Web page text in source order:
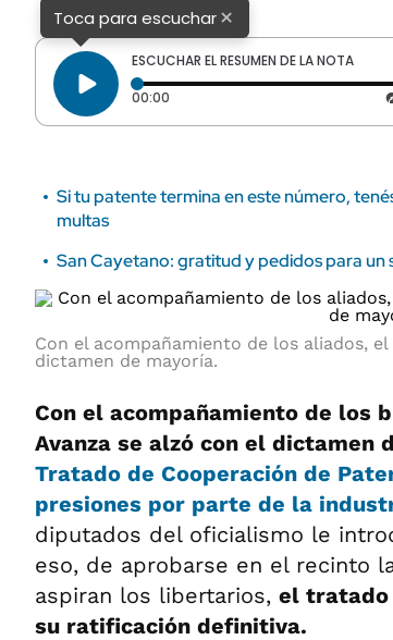
Toca para escuchar×
ESCUCHAR EL RESUMEN DE LA NOTA
00:00 Tiempo transcurrido: 0 segundos
Si tu patente termina en este número,
multas
San Cayetano: gratitud y pedidos para un
Con el acompañamiento de los aliados,
dictamen de mayoría.
Con el acompañamiento de los
Avanza se alzó con el dictamen
Tratado de Cooperación de
presiones por parte de la
diputados del oficialismo le
eso, de aprobarse en el recinto
aspiran los libertarios, el tratado
su ratificación definitiva.